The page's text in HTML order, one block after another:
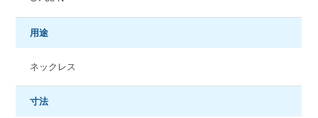
用途
ネックレス
寸法